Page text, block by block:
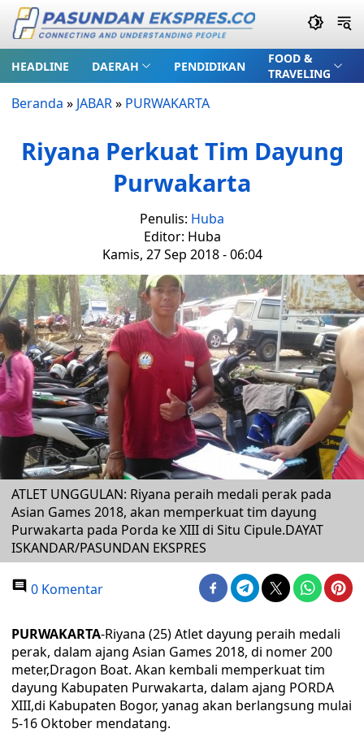
HEADLINE DAERAH PENDIDIKAN
FOOD &
TRAVELING
Beranda » JABAR» PURWAKARTA
Riyana Perkuat Tim Dayung
Purwakarta
Penulis: Huba
Editor: Huba
Kamis, 27 Sep 2018 - 06:04
ATLET UNGGULAN: Riyana peraih medali perak pada
Asian Games 2018, akan memperkuat tim dayung
Purwakarta pada Porda ke XIII di Situ Cipule.DAYAT
ISKANDAR/PASUNDAN EKSPRES
0 Komentar
PURWAKARTA-Riyana (25) Atlet dayung peraih medali
perak, dalam ajang Asian Games 2018, di nomer 200
meter,Dragon Boat. Akan kembali memperkuat tim
dayung Kabupaten Purwakarta, dalam ajang PORDA
XIII,di Kabupaten Bogor, yanag akan berlangsung mulai
5-16 Oktober mendatang.